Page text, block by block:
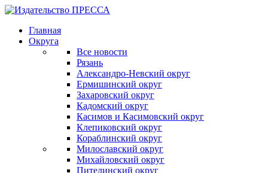
Главная
Округа
Все новости
Рязань
Александро-Невский округ
Ермишинский округ
Захаровский округ
Кадомский округ
Касимов и Касимовский округ
Клепиковский округ
Кораблинский округ
Милославский округ
Михайловский округ
Пителинский округ